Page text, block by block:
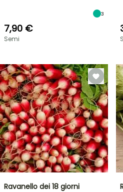
3
7,90 €
Semi
Ravanello dei 18 giorni